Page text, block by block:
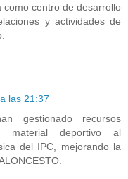
como centro de desarrollo
y actividades de
las 21:37
gestionado recursos
material deportivo al
del IPC, mejorando la